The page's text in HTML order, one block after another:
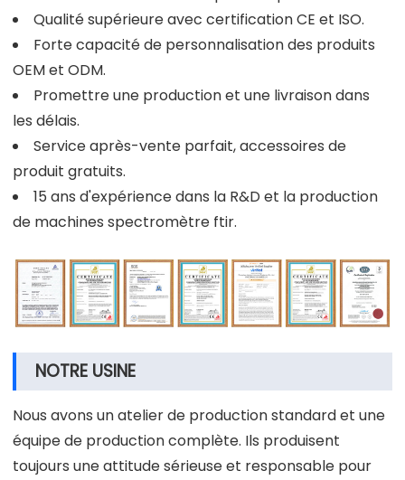
Qualité supérieure avec certification CE et ISO.
Forte capacité de personnalisation des produits
OEM et ODM.
Promettre une production et une livraison dans
les délais.
Service après-vente parfait, accessoires de
produit gratuits.
15 ans d'expérience dans la R&D et la production
de machines spectromètre ftir.
NOTRE USINE
Nous avons un atelier de production standard et une
équipe de production complète. Ils produisent
toujours une attitude sérieuse et responsable pour